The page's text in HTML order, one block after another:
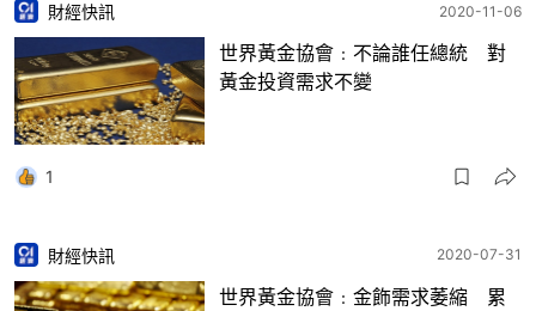
財經快訊 2020-11-06
世界黃金協會﹕不論誰任總統 對
黃金投資需求不變
1
財經快訊 2020-07-31
世界黃金協會﹕金飾需求萎縮 累